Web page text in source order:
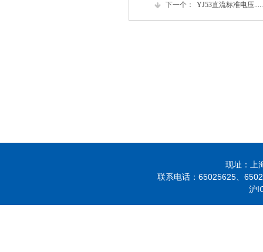
下一个：
YJ53直流标准电压
现址：上
联系电话： 65025625、
沪